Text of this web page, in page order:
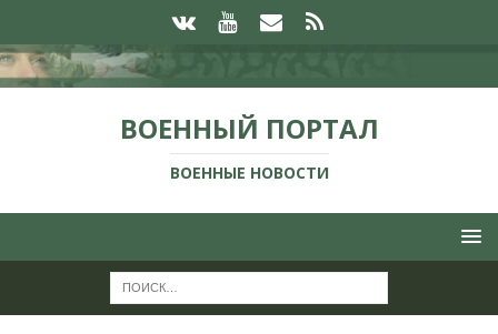
ВОЕННЫЙ ПОРТАЛ
ВОЕННЫЕ НОВОСТИ